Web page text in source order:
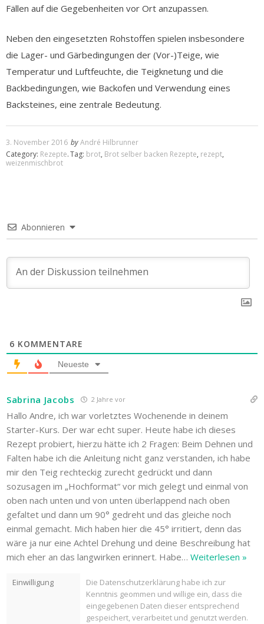
Fällen auf die Gegebenheiten vor Ort anzupassen.
Neben den eingesetzten Rohstoffen spielen insbesondere
die Lager- und Gärbedingungen der (Vor-)Teige, wie
Temperatur und Luftfeuchte, die Teigknetung und die
Backbedingungen, wie Backofen und Verwendung eines
Backsteines, eine zentrale Bedeutung.
3. November 2016 byAndré Hilbrunner
Category: Rezepte.Tag: brot, Brot selber backen Rezepte, rezept,
weizenmischbrot
Abonnieren
6 KOMMENTARE
Neueste
Sabrina Jacobs 2 Jahre vor
Hallo Andre, ich war vorletztes Wochenende in deinem
Starter-Kurs. Der war echt super. Heute habe ich dieses
Rezept probiert, hierzu hätte ich 2 Fragen: Beim Dehnen und
Falten habe ich die Anleitung nicht ganz verstanden, ich habe
mir den Teig rechteckig zurecht gedrückt und dann
sozusagen im „Hochformat“ vor mich gelegt und einmal von
oben nach unten und von unten überlappend nach oben
gefaltet und dann um 90° gedreht und das gleiche noch
einmal gemacht. Mich haben hier die 45° irritiert, denn das
wäre ja nur eine Achtel Drehung und deine Beschreibung hat
mich eher an das langwirken erinnert. Habe… Weiterlesen »
Einwilligung
Die Datenschutzerklärung habe ich zur
Kenntnis geommen und willige ein, dass die
eingegebenen Daten dieser entsprechend
gespeichert, verarbeitet und genutzt werden.